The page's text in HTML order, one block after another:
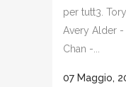
per tutt3.
Avery Alder -
Chan -...
07 Maggio,